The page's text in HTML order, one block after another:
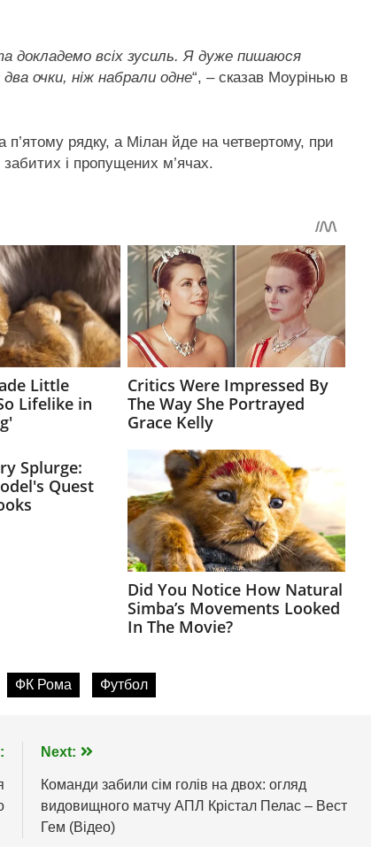
докладемо всіх зусиль. Я дуже пишаюся
очки, ніж набрали одне“, – сказав Моурінью в
рядку, а Мілан йде на четвертому, при
і пропущених м’ячах.
ФК Рома Футбол
Next:
Команди забили сім голів на двох: огляд
видовищного матчу АПЛ Крістал Пелас – Вест
Гем (Відео)